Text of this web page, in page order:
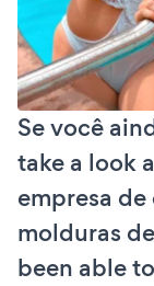
Se você
take a look
empresa
molduras
been able